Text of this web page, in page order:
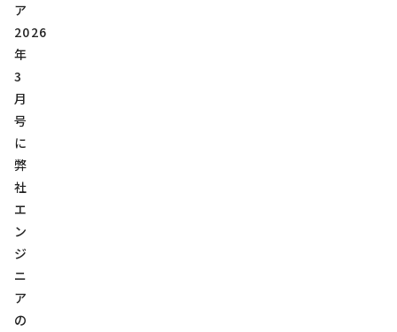
ア
2026
年
3
月
号
に
弊
社
エ
ン
ジ
ニ
ア
の